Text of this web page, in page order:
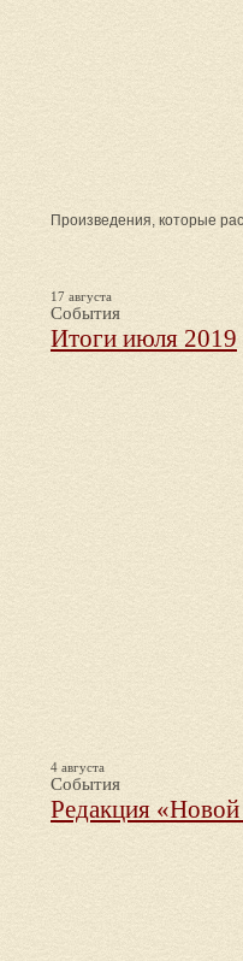
Произведения, которые
17 августа
События
Итоги июля 2019
4 августа
События
Редакция